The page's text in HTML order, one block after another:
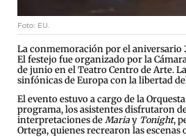
Foto: EU.
La conmemoración por el aniversario
El festejo fue organizado por la
de junio en el Teatro Centro de Arte.
sinfónicas de Europa con la libertad
El evento estuvo a cargo de la
programa, los asistentes disfrutaron
interpretaciones de Mariay Tonight,
Ortega, quienes recrearon las escenas